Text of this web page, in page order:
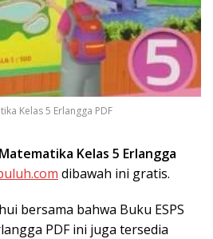
Kelas 5 Erlangga PDF
Kelas 5 Erlangga
dibawah ini gratis.
bersama bahwa Buku ESPS
PDF ini juga tersedia